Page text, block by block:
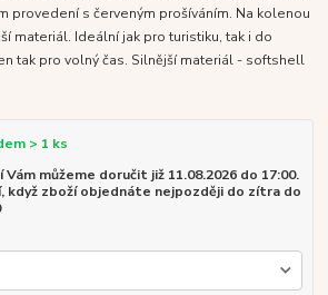
provedení s červeným prošíváním. Na kolenou
materiál. Ideální jak pro turistiku, tak i do
tak pro volný čas. Silnější materiál - softshell
> 1 ks
Vám můžeme doručit již 11.08.2026 do 17:00.
když zboží objednáte nejpozději do zítra do